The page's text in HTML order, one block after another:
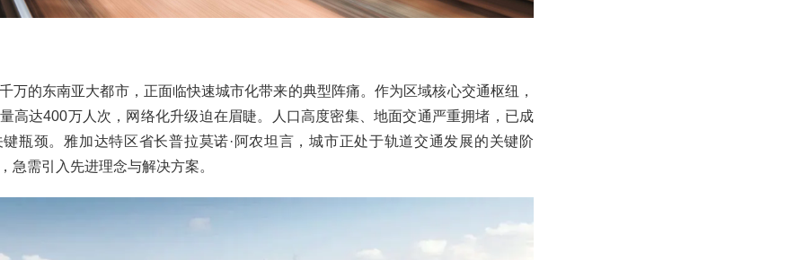
万的东南亚大都市，正面临快速城市化带来的典型阵痛。作为区域核心交通枢纽，
高达400万人次，网络化升级迫在眉睫。人口高度密集、地面交通严重拥堵，已成
瓶颈。雅加达特区省长普拉莫诺·阿农坦言，城市正处于轨道交通发展的关键阶
急需引入先进理念与解决方案。